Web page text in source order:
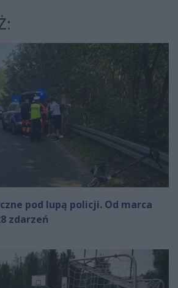
pod lupą policji. Od marca
zdarzeń